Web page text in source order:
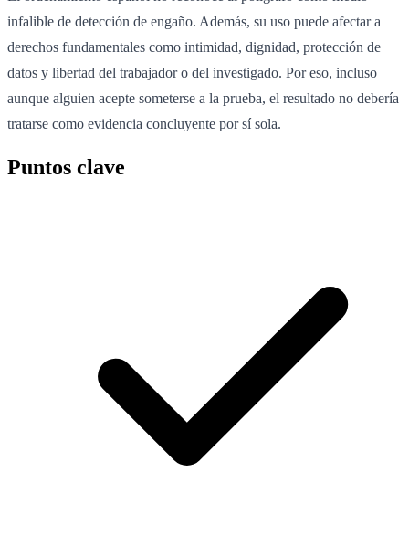
infalible de detección de engaño. Además, su uso puede afectar a
derechos fundamentales como intimidad, dignidad, protección de
datos y libertad del trabajador o del investigado. Por eso, incluso
aunque alguien acepte someterse a la prueba, el resultado no debería
tratarse como evidencia concluyente por sí sola.
Puntos clave